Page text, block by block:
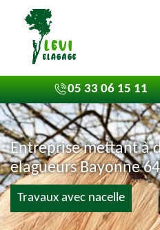
05 33 06 15 11
Entreprise mettant à
elagueurs Bayonne
Travaux avec nacelle